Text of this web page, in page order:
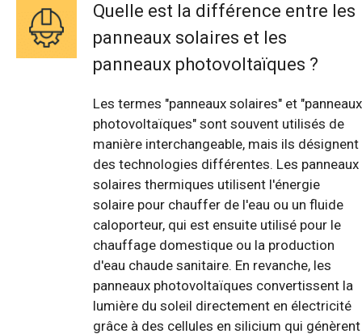
Quelle est la différence entre les
panneaux solaires et les
panneaux photovoltaïques ?
Les termes "panneaux solaires" et "panneaux
photovoltaïques" sont souvent utilisés de
manière interchangeable, mais ils désignent
des technologies différentes. Les panneaux
solaires thermiques utilisent l'énergie
solaire pour chauffer de l'eau ou un fluide
caloporteur, qui est ensuite utilisé pour le
chauffage domestique ou la production
d'eau chaude sanitaire. En revanche, les
panneaux photovoltaïques convertissent la
lumière du soleil directement en électricité
grâce à des cellules en silicium qui génèrent